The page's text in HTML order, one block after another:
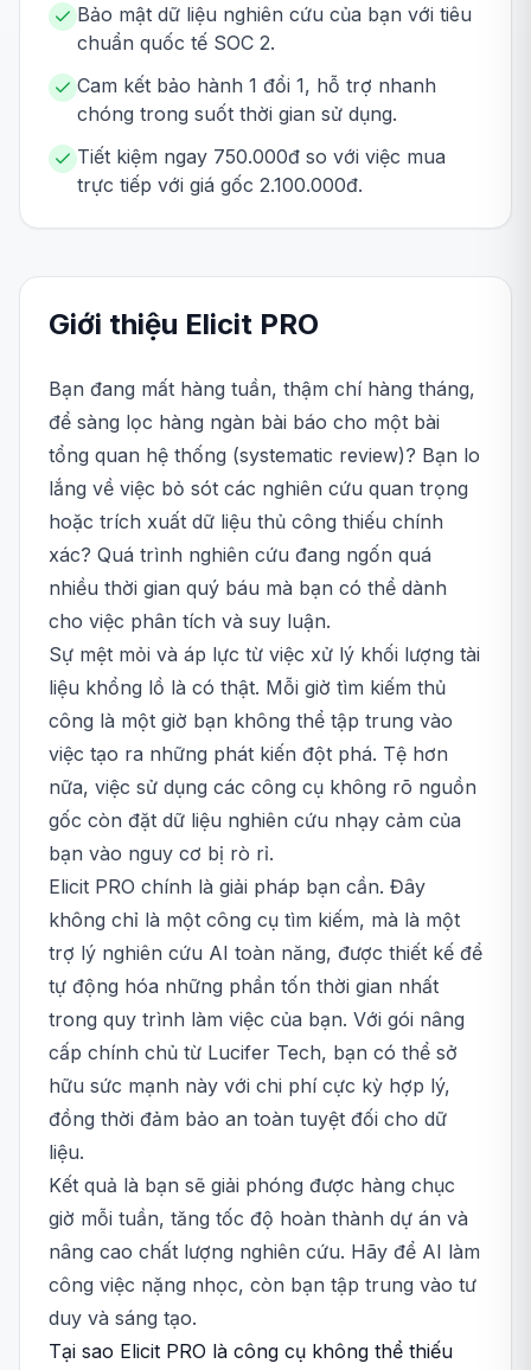
Bảo mật dữ liệu nghiên cứu của bạn với tiêu
chuẩn quốc tế SOC 2.
Cam kết bảo hành 1 đổi 1, hỗ trợ nhanh
chóng trong suốt thời gian sử dụng.
Tiết kiệm ngay 750.000đ so với việc mua
trực tiếp với giá gốc 2.100.000đ.
Giới thiệu Elicit PRO
Bạn đang mất hàng tuần, thậm chí hàng tháng,
để sàng lọc hàng ngàn bài báo cho một bài
tổng quan hệ thống (systematic review)? Bạn lo
lắng về việc bỏ sót các nghiên cứu quan trọng
hoặc trích xuất dữ liệu thủ công thiếu chính
xác? Quá trình nghiên cứu đang ngốn quá
nhiều thời gian quý báu mà bạn có thể dành
cho việc phân tích và suy luận.
Sự mệt mỏi và áp lực từ việc xử lý khối lượng tài
liệu khổng lồ là có thật. Mỗi giờ tìm kiếm thủ
công là một giờ bạn không thể tập trung vào
việc tạo ra những phát kiến đột phá. Tệ hơn
nữa, việc sử dụng các công cụ không rõ nguồn
gốc còn đặt dữ liệu nghiên cứu nhạy cảm của
bạn vào nguy cơ bị rò rỉ.
Elicit PRO chính là giải pháp bạn cần. Đây
không chỉ là một công cụ tìm kiếm, mà là một
trợ lý nghiên cứu AI toàn năng, được thiết kế để
tự động hóa những phần tốn thời gian nhất
trong quy trình làm việc của bạn. Với gói nâng
cấp chính chủ từ Lucifer Tech, bạn có thể sở
hữu sức mạnh này với chi phí cực kỳ hợp lý,
đồng thời đảm bảo an toàn tuyệt đối cho dữ
liệu.
Kết quả là bạn sẽ giải phóng được hàng chục
giờ mỗi tuần, tăng tốc độ hoàn thành dự án và
nâng cao chất lượng nghiên cứu. Hãy để AI làm
công việc nặng nhọc, còn bạn tập trung vào tư
duy và sáng tạo.
Tại sao Elicit PRO là công cụ không thể thiếu